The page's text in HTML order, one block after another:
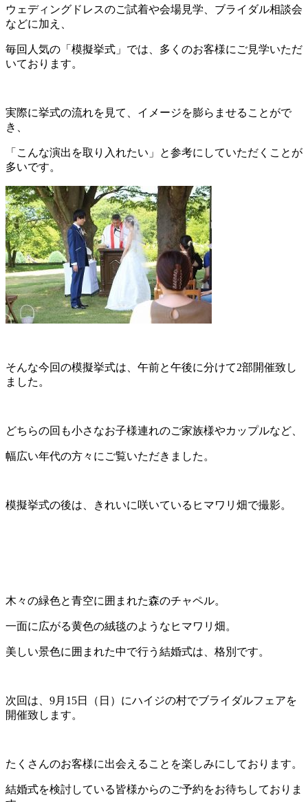
ウェディングドレスのご試着や会場見学、ブライダル相談会
などに加え、
毎回人気の「模擬挙式」では、多くのお客様にご見学いただ
いております。
実際に挙式の流れを見て、イメージを膨らませることがで
き、
「こんな演出を取り入れたい」と参考にしていただくことが
多いです。
そんな今回の模擬挙式は、午前と午後に分けて2部開催致し
ました。
どちらの回も小さなお子様連れのご家族様やカップルなど、
幅広い年代の方々にご覧いただきました。
模擬挙式の後は、きれいに咲いているヒマワリ畑で撮影。
木々の緑色と青空に囲まれた森のチャペル。
一面に広がる黄色の絨毯のようなヒマワリ畑。
美しい景色に囲まれた中で行う結婚式は、格別です。
次回は、9月15日（日）にハイジの村でブライダルフェアを
開催致します。
たくさんのお客様に出会えることを楽しみにしております。
結婚式を検討している皆様からのご予約をお待ちしておりま